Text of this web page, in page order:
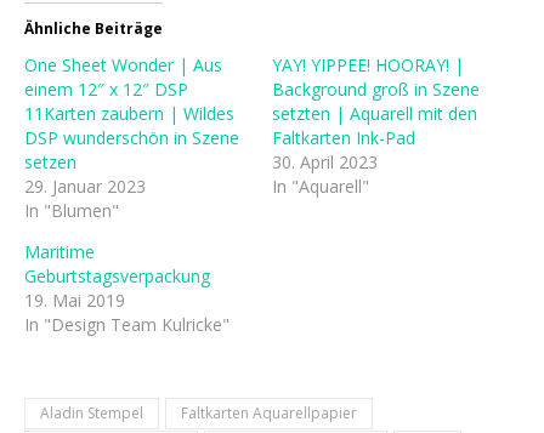
Ähnliche Beiträge
One Sheet Wonder | Aus
einem 12″ x 12″ DSP
11Karten zaubern | Wildes
DSP wunderschön in Szene
setzen
29. Januar 2023
In "Blumen"
YAY! YIPPEE! HOORAY! |
Background groß in Szene
setzten | Aquarell mit den
Faltkarten Ink-Pad
30. April 2023
In "Aquarell"
Maritime
Geburtstagsverpackung
19. Mai 2019
In "Design Team Kulricke"
Aladin Stempel
Faltkarten Aquarellpapier